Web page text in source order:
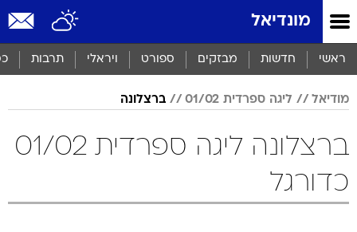
מונדיאל
ראשי חדשות מבזקים ספורט ויראלי תרבות
מודיאל ליגה ספרדית 01/02 ברצלונה
ברצלונה ליגה ספרדית 01/02
כדורגל